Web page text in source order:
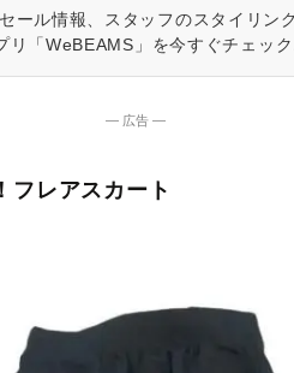
ール情報、スタッフのスタイリン
リ「WeBEAMS」を今すぐチェック
― 広告 ―
フレアスカート